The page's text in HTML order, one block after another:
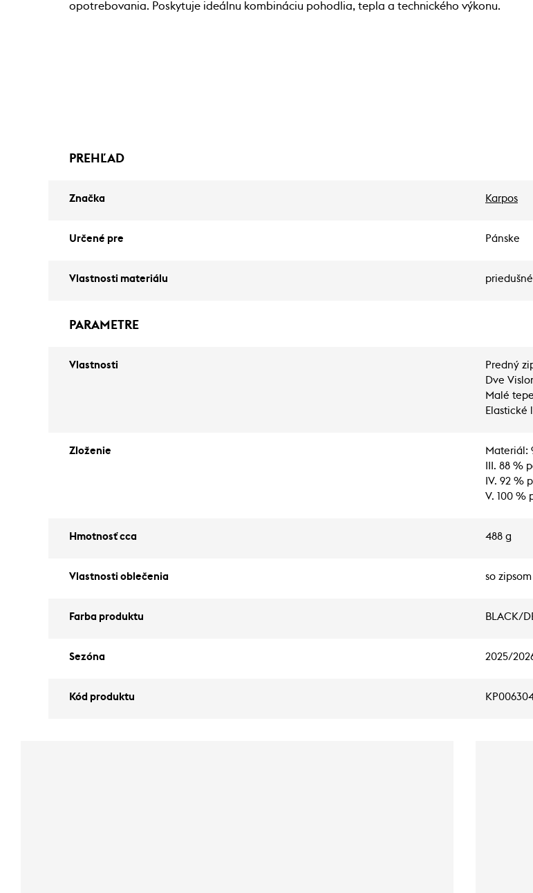
opotrebovania. Poskytuje ideálnu kombináciu pohodlia, tepla a technického výkonu.
PREHĽAD
Značka Karpos
Určené pre Pánske
Vlastnosti materiálu priedušné
PARAMETRE
Vlastnosti
Predný
Dve
Malé
Elastické
Zloženie
Materiál:
III. 88 %
IV. 92 %
V. 100 %
Hmotnosť cca 488 g
Vlastnosti oblečenia so zipsom
Farba produktu BLACK/
Sezóna 2025/
Kód produktu